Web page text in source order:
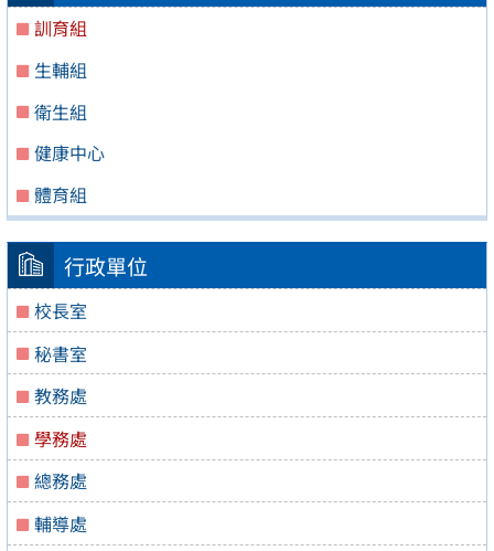
訓育組
生輔組
衛生組
健康中心
體育組
行政單位
校長室
秘書室
教務處
學務處
總務處
輔導處